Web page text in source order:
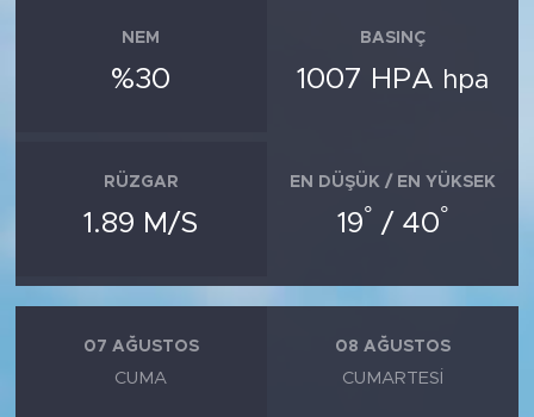
NEM
%30
BASINÇ
1007 HPA hpa
RÜZGAR
1.89 M/S
EN DÜŞÜK / EN YÜKSEK
19° / 40°
07 AĞUSTOS
CUMA
08 AĞUSTOS
CUMARTESI